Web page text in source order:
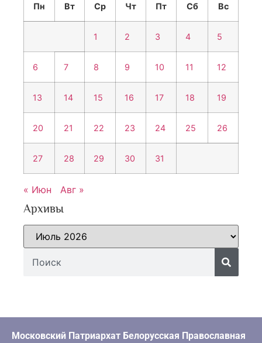
Пн Вт Ср Чт Пт Сб Вс
1 2 3 4 5
6 7 8 9 10 11 12
13 14 15 16 17 18 19
20 21 22 23 24 25 26
27 28 29 30 31
« Июн Авг »
Архивы
Московский Патриархат Белорусская Православная